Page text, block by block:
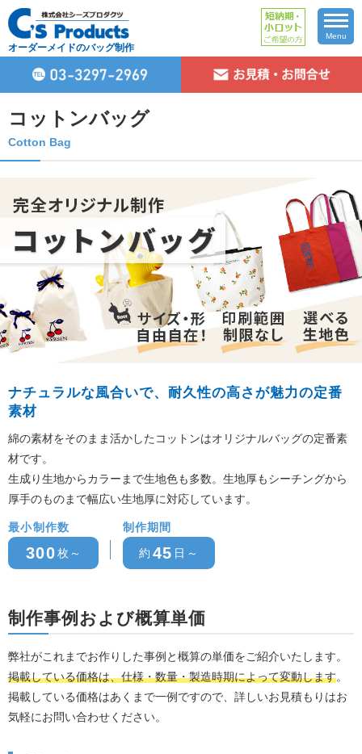
オーダーメイドのバッグ制作
Menu
コットンバッグ
Cotton Bag
ナチュラルな風合いで、耐久性の高さが魅力の定番
素材
綿の素材をそのまま活かしたコットンはオリジナルバッグの定番素
材です。
生成り生地からカラーまで生地色も多数。生地厚もシーチングから
厚手のものまで幅広い生地厚に対応しています。
最小制作数
300枚～
制作期間
約 45 日～
制作事例および概算単価
弊社がこれまでお作りした事例と概算の単価をご紹介いたします。
掲載している価格は、仕様・数量・製造時期によって変動します。
掲載している価格はあくまで一例ですので、詳しいお見積もりはお
気軽にお問い合わせください。